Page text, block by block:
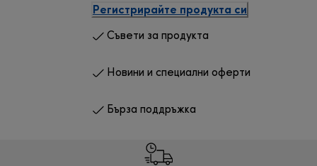
Регистрирайте продукта си
Съвети за продукта
Новини и специални оферти
Бърза поддръжка